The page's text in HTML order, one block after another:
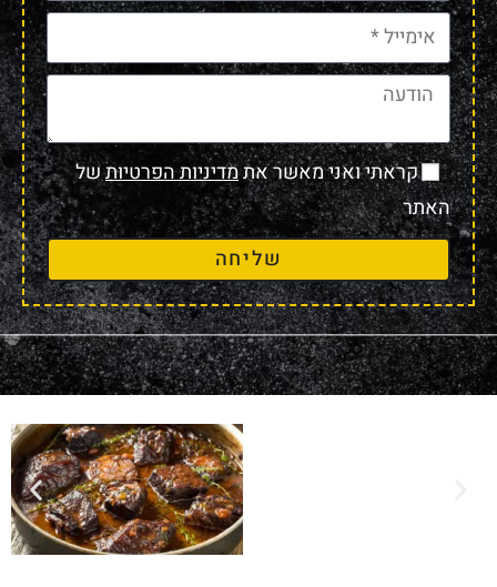
קראתי ואני מאשר אתמדיניות הפרטיותשל
האתר
שליחה